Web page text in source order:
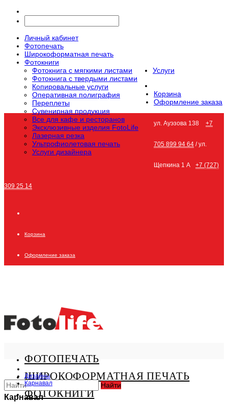
Личный кабинет
Фотопечать
Широкоформатная печать
Фотокниги
Фотокнига с мягкими листами
Фотокнига с твердыми листами
Услуги
Копировальные услуги
Оперативная полиграфия
Переплеты
Сувенирная продукция
Все для кафе и ресторанов
Эксклюзивные изделия FotoLife
Лазерная резка
Ультрофиолетовая печать
Услуги дизайнера
Корзина
Оформление заказа
ул. Ауэзова 138 +7
705 899 94 64 / ул.
Щепкина 1 А +7 (727)
309 25 14
Корзина
Оформление заказа
ФОТОПЕЧАТЬ
ШИРОКОФОРМАТНАЯ ПЕЧАТЬ
ФОТОКНИГИ
Найти
Дизайны
Карнавал
Карнавал